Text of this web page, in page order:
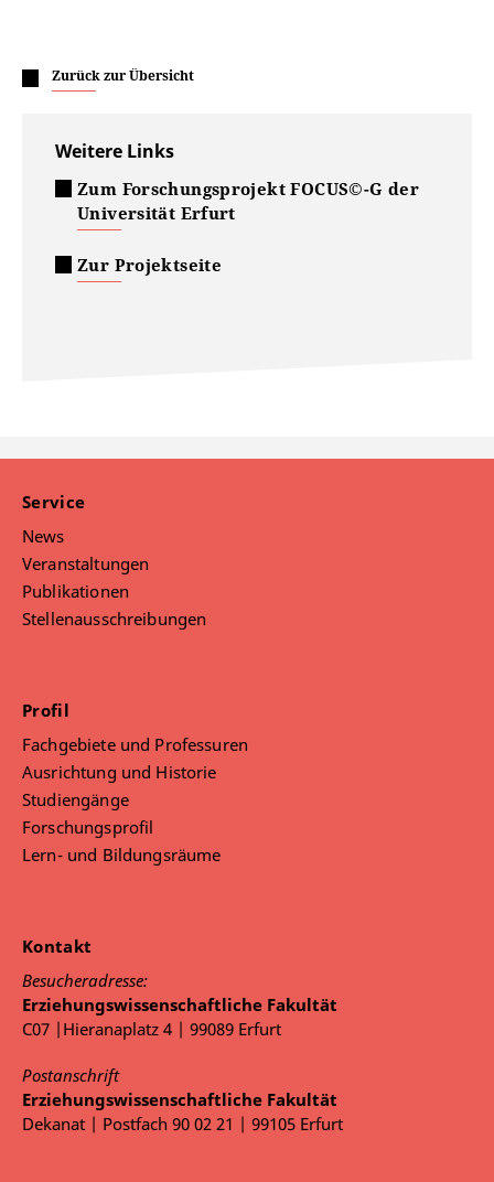
Zurück zur Übersicht
Weitere Links
Zum Forschungsprojekt FOCUS©-G der
Universität Erfurt
Zur Projektseite
Service
News
Veranstaltungen
Publikationen
Stellenausschreibungen
Profil
Fachgebiete und Professuren
Ausrichtung und Historie
Studiengänge
Forschungsprofil
Lern- und Bildungsräume
Kontakt
Besucheradresse:
Erziehungswissenschaftliche Fakultät
C07 |Hieranaplatz 4 | 99089 Erfurt
Postanschrift
Erziehungswissenschaftliche Fakultät
Dekanat | Postfach 90 02 21 | 99105 Erfurt